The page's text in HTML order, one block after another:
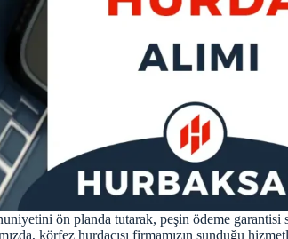
ön planda tutarak, peşin ödeme garantisi
körfez hurdacısı firmamızın sunduğu